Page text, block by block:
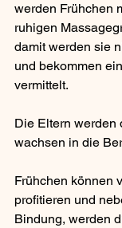
werden Frühchen
ruhigen
damit werden sie
und bekommen
vermittelt.
Die Eltern werden
wachsen in die
Frühchen können
profitieren und
Bindung, werden